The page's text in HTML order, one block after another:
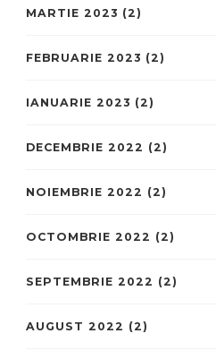
MARTIE 2023 (2)
FEBRUARIE 2023 (2)
IANUARIE 2023 (2)
DECEMBRIE 2022 (2)
NOIEMBRIE 2022 (2)
OCTOMBRIE 2022 (2)
SEPTEMBRIE 2022 (2)
AUGUST 2022 (2)